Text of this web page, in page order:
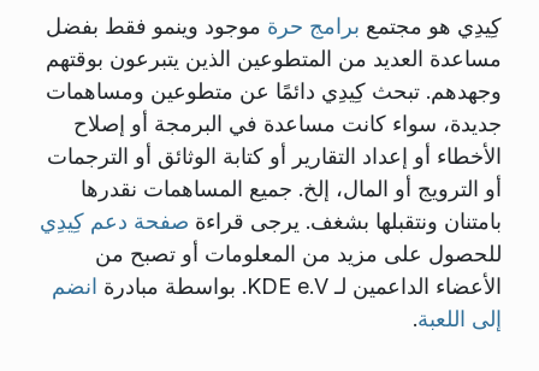
كِيدِي هو مجتمع برامج حرة موجود وينمو فقط بفضل
مساعدة العديد من المتطوعين الذين يتبرعون بوقتهم
وجهدهم. تبحث كِيدِي دائمًا عن متطوعين ومساهمات
جديدة، سواء كانت مساعدة في البرمجة أو إصلاح
الأخطاء أو إعداد التقارير أو كتابة الوثائق أو الترجمات
أو الترويج أو المال، إلخ. جميع المساهمات نقدرها
بامتنان ونتقبلها بشغف. يرجى قراءة صفحة دعم كِيدِي
للحصول على مزيد من المعلومات أو تصبح من
الأعضاء الداعمين لـ KDE e.V. بواسطة مبادرة
انضم
إلى اللعبة.